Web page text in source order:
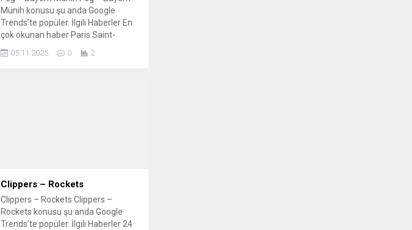
Münih konusu şu anda Google
Trends’te popüler. İlgili Haberler En
çok okunan haber Paris Saint-
Germain – Bayern Münih maçı Canlı
Anlatım (Şampiyonlar Ligi) PSG –
05.11.2025 0 2
Clippers – Rockets
Clippers – Rockets Clippers –
Rockets konusu şu anda Google
Trends’te popüler. İlgili Haberler 24